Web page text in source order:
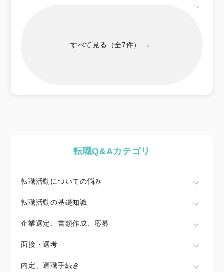
すべて見る（全7件）
転職Q&Aカテゴリ
転職活動についての悩み
転職活動の基礎知識
企業選定、書類作成、応募
面接・選考
内定、退職手続き